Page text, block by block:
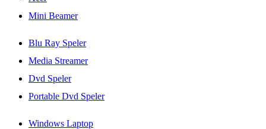
Mini Beamer
Blu Ray Speler
Media Streamer
Dvd Speler
Portable Dvd Speler
Windows Laptop